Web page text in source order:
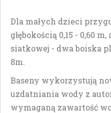
Dla małych dzieci
głębokością 0,15 - 0,60
siatkowej - dwa boiska
8m.
Baseny wykorzystują
uzdatniania wody z
wymaganą zawartość